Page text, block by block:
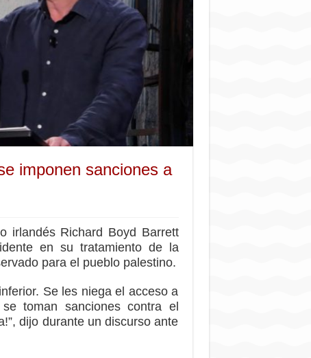
imponen sanciones a
irlandés Richard Boyd Barrett
en su tratamiento de la
para el pueblo palestino.
Se les niega el acceso a
toman sanciones contra el
dijo durante un discurso ante